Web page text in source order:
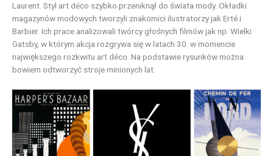
Laurent. Styl art déco szybko przeniknął do świata mody. Okładki
magazynów modowych tworzyli znakomici ilustratorzy jak Erté i
Barbier. Ich prace analizowali twórcy głośnych filmów jak np. Wielki
Gatsby, w którym akcja rozgrywa się w latach 30. w momencie
największego rozkwitu art déco. Na podstawie rysunków można
bowiem odtworzyć stroje minionych lat.